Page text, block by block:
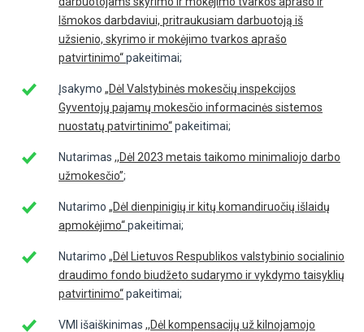
Išmokos darbdaviui, pritraukusiam darbuotoją iš
užsienio, skyrimo ir mokėjimo tvarkos aprašo
patvirtinimo“pakeitimai;
Įsakymo „Dėl Valstybinės mokesčių inspekcijos
Gyventojų pajamų mokesčio informacinės sistemos
nuostatų patvirtinimo“pakeitimai;
Nutarimas ,,Dėl 2023 metais taikomo minimaliojo darbo
užmokesčio”;
Nutarimo „Dėl dienpinigių ir kitų komandiruočių išlaidų
apmokėjimo“pakeitimai;
Nutarimo „Dėl Lietuvos Respublikos valstybinio socialinio
draudimo fondo biudžeto sudarymo ir vykdymo taisyklių
patvirtinimo“pakeitimai;
VMI išaiškinimas ,,Dėl kompensacijų už kilnojamojo